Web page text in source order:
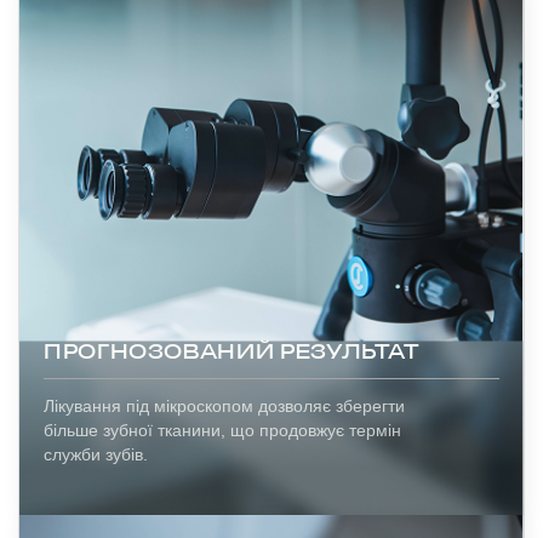
ПРОГНОЗОВАНИЙ РЕЗУЛЬТАТ
Лікування під мікроскопом дозволяє зберегти
більше зубної тканини, що продовжує термін
служби зубів.